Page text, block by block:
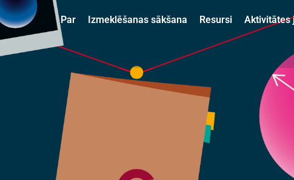
Par Izmeklēšanas sākšana Resursi Aktivitātes